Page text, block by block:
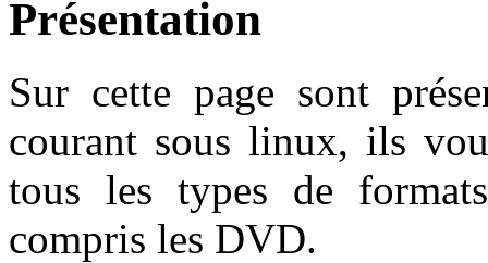
Présentation
Sur cette page sont
courant sous linux, ils
tous les types de
compris les DVD.